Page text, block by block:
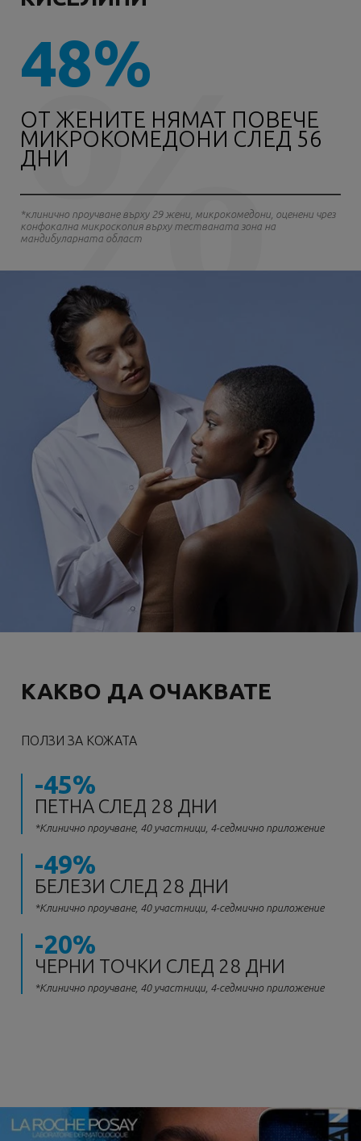
48%
ОТ ЖЕНИТЕ НЯМАТ ПОВЕЧЕ
МИКРОКОМЕДОНИ СЛЕД 56
ДНИ
*клинично проучване върху 29 жени, микрокомедони, оценени чрез
конфокална микроскопия върху тестваната зона на
мандибуларната област
КАКВО ДА ОЧАКВАТЕ
ПОЛЗИ ЗА КОЖАТА
-45%
ПЕТНА СЛЕД 28 ДНИ
*Клинично проучване, 40 участници, 4-седмично приложение
-49%
БЕЛЕЗИ СЛЕД 28 ДНИ
*Клинично проучване, 40 участници, 4-седмично приложение
-20%
ЧЕРНИ ТОЧКИ СЛЕД 28 ДНИ
*Клинично проучване, 40 участници, 4-седмично приложение